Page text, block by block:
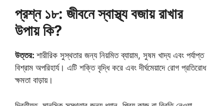
প্রশ্ন ১৮: জীবনে স্বাস্থ্য বজায় রাখার
উপায় কি?
উত্তর: শারীরিক সুস্থতার জন্য নিয়মিত ব্যায়াম, সুষম খাদ্য এবং পর্যাপ্ত
বিশ্রাম অপরিহার্য। এটি শক্তি বৃদ্ধি করে এবং দীর্ঘমেয়াদে রোগ প্রতিরোধ
ক্ষমতা বাড়ায়।